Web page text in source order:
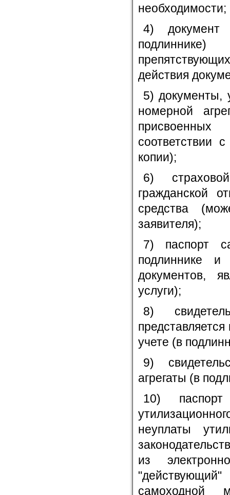
необходимости;
4)
действия
5) документы,
номерной
соответствии
копии);
6)
гражданской
средства
заявителя);
7) паспорт
подлиннике и
документов,
услуги);
8)
учете (в
9)
агрегаты (в
10)
неуплаты
из
самоходной